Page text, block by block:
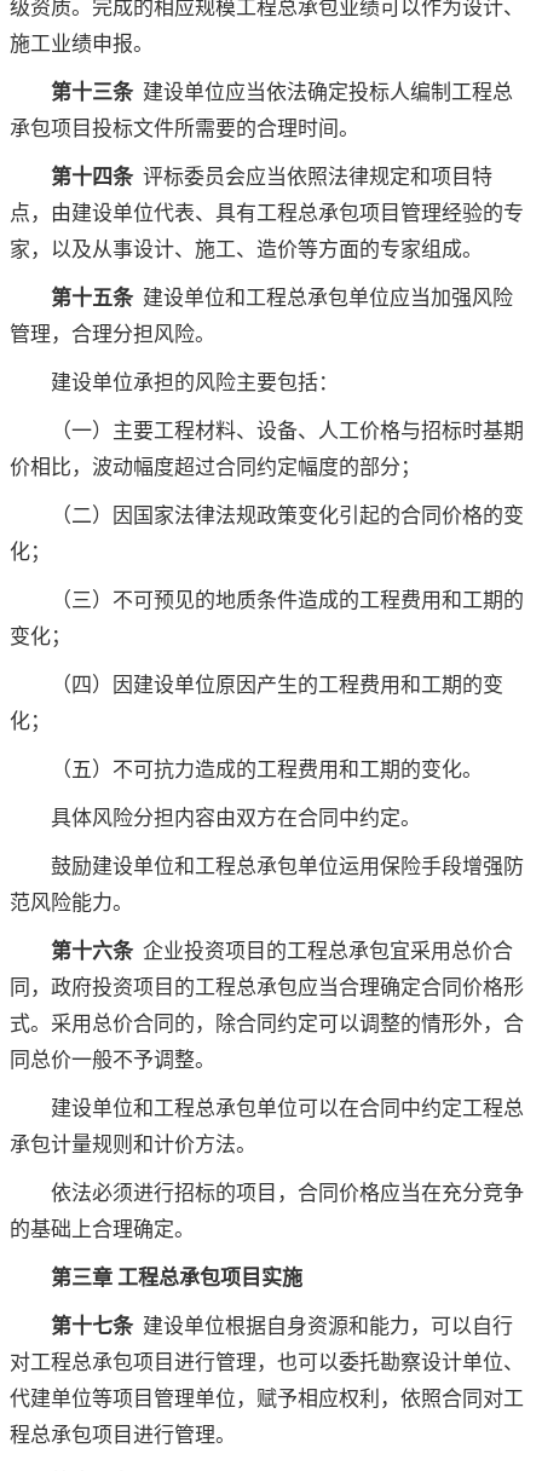
级资质。完成的相应规模工程总承包业绩可以作为设计、
施工业绩申报。
第十三条建设单位应当依法确定投标人编制工程总
承包项目投标文件所需要的合理时间。
第十四条评标委员会应当依照法律规定和项目特
点，由建设单位代表、具有工程总承包项目管理经验的专
家，以及从事设计、施工、造价等方面的专家组成。
第十五条建设单位和工程总承包单位应当加强风险
管理，合理分担风险。
建设单位承担的风险主要包括：
（一）主要工程材料、设备、人工价格与招标时基期
价相比，波动幅度超过合同约定幅度的部分；
（二）因国家法律法规政策变化引起的合同价格的变
化；
（三）不可预见的地质条件造成的工程费用和工期的
变化；
（四）因建设单位原因产生的工程费用和工期的变
化；
（五）不可抗力造成的工程费用和工期的变化。
具体风险分担内容由双方在合同中约定。
鼓励建设单位和工程总承包单位运用保险手段增强防
范风险能力。
第十六条企业投资项目的工程总承包宜采用总价合
同，政府投资项目的工程总承包应当合理确定合同价格形
式。采用总价合同的，除合同约定可以调整的情形外，合
同总价一般不予调整。
建设单位和工程总承包单位可以在合同中约定工程总
承包计量规则和计价方法。
依法必须进行招标的项目，合同价格应当在充分竞争
的基础上合理确定。
第三章 工程总承包项目实施
第十七条建设单位根据自身资源和能力，可以自行
对工程总承包项目进行管理，也可以委托勘察设计单位、
代建单位等项目管理单位，赋予相应权利，依照合同对工
程总承包项目进行管理。